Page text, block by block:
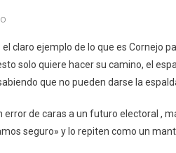
el claro ejemplo de lo que es Cornejo
solo quiere hacer su camino, el
que no pueden darse la
error de caras a un futuro electoral ,
seguro» y lo repiten como un